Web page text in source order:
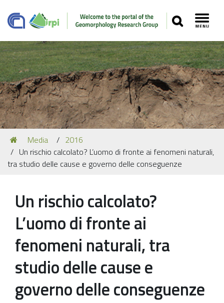
SEARCH
Navigation
Recent Papers
Our Location
You
are
here:
Media
2016
Un rischio calcolato? L’uomo di fronte ai fenomeni naturali,
tra studio delle cause e governo delle conseguenze
Un rischio calcolato?
L’uomo di fronte ai
fenomeni naturali, tra
studio delle cause e
governo delle conseguenze